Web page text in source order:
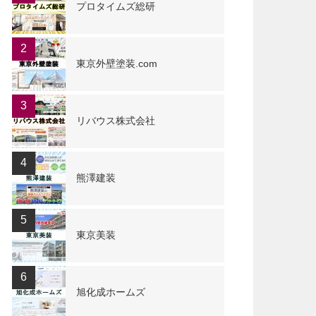
プロタイムズ総研
2
東京外壁塗装.com
3
リバウス株式会社
4
熊澤建装
5
東京美装
6
旭化成ホームズ